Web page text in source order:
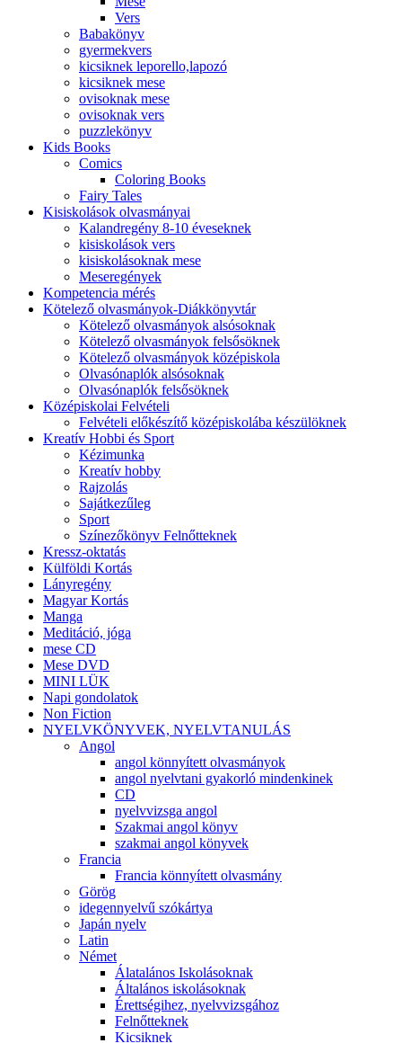
Vers
Babakönyv
gyermekvers
kicsiknek leporello,lapozó
kicsiknek mese
ovisoknak mese
ovisoknak vers
puzzlekönyv
Kids Books
Comics
Coloring Books
Fairy Tales
Kisiskolások olvasmányai
Kalandregény 8-10 éveseknek
kisiskolások vers
kisiskolásoknak mese
Meseregények
Kompetencia mérés
Kötelező olvasmányok-Diákkönyvtár
Kötelező olvasmányok alsósoknak
Kötelező olvasmányok felsősöknek
Kötelező olvasmányok középiskola
Olvasónaplók alsósoknak
Olvasónaplók felsősöknek
Középiskolai Felvételi
Felvételi előkészítő középiskolába készülöknek
Kreatív Hobbi és Sport
Kézimunka
Kreatív hobby
Rajzolás
Sajátkezűleg
Sport
Színezőkönyv Felnőtteknek
Kressz-oktatás
Külföldi Kortás
Lányregény
Magyar Kortás
Manga
Meditáció, jóga
mese CD
Mese DVD
MINI LÜK
Napi gondolatok
Non Fiction
NYELVKÖNYVEK, NYELVTANULÁS
Angol
angol könnyített olvasmányok
angol nyelvtani gyakorló mindenkinek
CD
nyelvvizsga angol
Szakmai angol könyv
szakmai angol könyvek
Francia
Francia könnyített olvasmány
Görög
idegennyelvű szókártya
Japán nyelv
Latin
Német
Álatalános Iskolásoknak
Általános iskolásoknak
Érettségihez, nyelvvizsgához
Felnőtteknek
Kicsiknek